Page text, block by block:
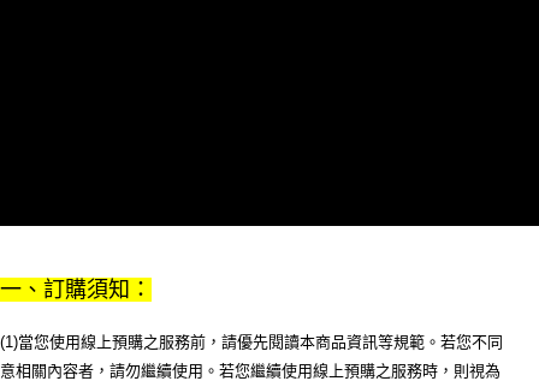
一、訂購須知：
(1)當您使用線上預購之服務前，請優先閱讀本商品資訊等規範。若您不同
意相關內容者，請勿繼續使用。若您繼續使用線上預購之服務時，則視為